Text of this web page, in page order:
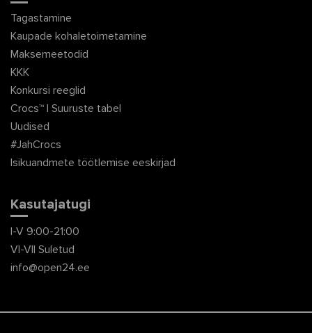
Tagastamine
Kaupade kohaletoimetamine
Maksemeetodid
KKK
Konkursi reeglid
Crocs™ | Suuruste tabel
Uudised
#JahCrocs
Isikuandmete töötlemise eeskirjad
Kasutajatugi
I-V 9:00-21:00
VI-VII Suletud
info@open24.ee